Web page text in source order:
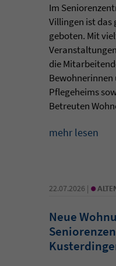
Im
Villingen ist das
geboten. Mit
die
Bewohnerinnen
Pflegeheims
Betreuten
mehr lesen
22.07.2026 | •
Neue